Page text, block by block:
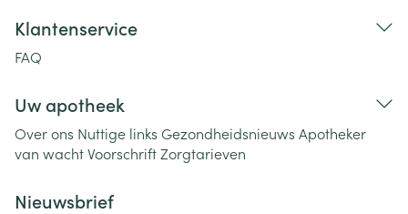
Klantenservice
FAQ
Uw apotheek
Over ons Nuttige links Gezondheidsnieuws Apotheker
van wachtVoorschriftZorgtarieven
Nieuwsbrief